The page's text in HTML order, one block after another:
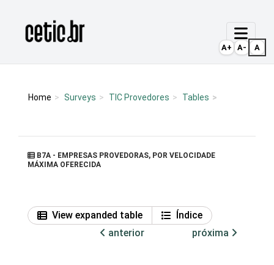
Página inicial
Home Surveys TIC Provedores Tables
B7A - EMPRESAS PROVEDORAS, POR VELOCIDADE
MÁXIMA OFERECIDA
View expanded table
Índice
anterior
próxima
A+ A- A